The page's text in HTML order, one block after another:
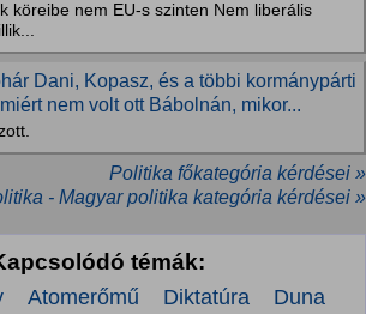
köreibe nem EU-s szinten Nem liberális
Dani, Kopasz, és a többi kormánypárti
nem volt ott Bábolnán, mikor...
Politika főkategória kérdései »
- Magyar politika kategória kérdései »
témák:
Atomerőmű Diktatúra
Duna